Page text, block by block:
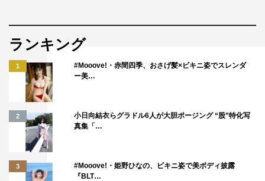
ランキング
1
#Mooove!・赤間四季、おさげ髪×ビキニ姿でスレンダ
ー美…
2
小日向結衣らグラドル6人が大胆ポージング “股”特化写
真集「…
3
#Mooove!・姫野ひなの、ビキニ姿で美ボディ披露
『BLT…